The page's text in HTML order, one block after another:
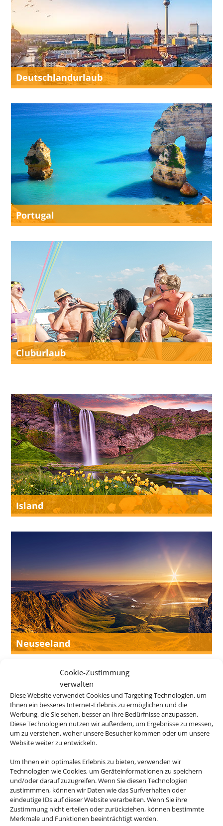
Cookie-Zustimmung
verwalten
Diese Website verwendet Cookies und Targeting Technologien, um
Ihnen ein besseres Internet-Erlebnis zu ermöglichen und die
Werbung, die Sie sehen, besser an Ihre Bedürfnisse anzupassen.
Diese Technologien nutzen wir außerdem, um Ergebnisse zu messen,
um zu verstehen, woher unsere Besucher kommen oder um unsere
Website weiter zu entwickeln.
Um Ihnen ein optimales Erlebnis zu bieten, verwenden wir
Technologien wie Cookies, um Geräteinformationen zu speichern
und/oder darauf zuzugreifen. Wenn Sie diesen Technologien
zustimmmen, können wir Daten wie das Surfverhalten oder
eindeutige IDs auf dieser Website verarbeiten. Wenn Sie ihre
Zustimmung nicht erteilen oder zurückziehen, können bestimmte
Merkmale und Funktionen beeinträchtigt werden.
Deutschlandurlaub
Portugal
Cluburlaub
Island
Neuseeland
Bayern
Eine Buchung – alles drin. Buchen Sie